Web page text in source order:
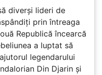
diverși lideri de
prin întreaga
Republică încearcă
a luptat să
legendarului
Din Djarin și